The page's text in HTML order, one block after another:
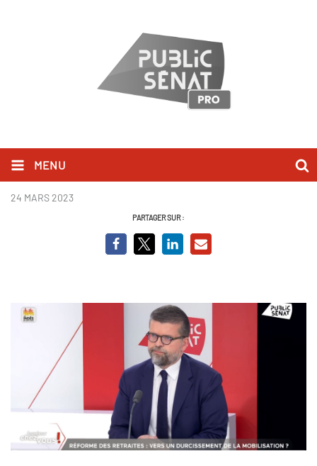
MENU
Luc Carvounas.jpg
24 MARS 2023
PARTAGER SUR :